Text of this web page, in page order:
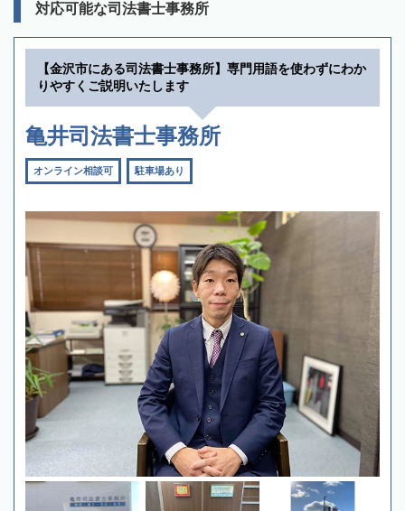
対応可能な司法書士事務所
【金沢市にある司法書士事務所】専門用語を使わずにわか
りやすくご説明いたします
亀井司法書士事務所
オンライン相談可 駐車場あり